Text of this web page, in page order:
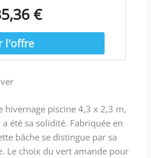
€
hivernage piscine 4,3 x 2,3 m,
été sa solidité. Fabriquée en
bâche se distingue par sa
Le choix du vert amande pour